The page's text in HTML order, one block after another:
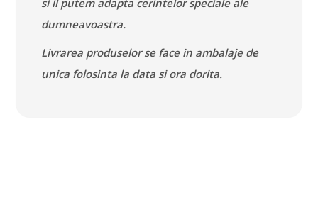
dumneavoastra.
Livrarea produselor se face in ambalaje de
unica folosinta la data si ora dorita.